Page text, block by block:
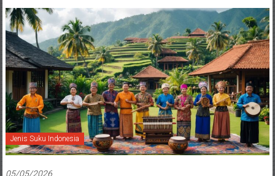
Jenis Suku Indonesia
05/05/2026